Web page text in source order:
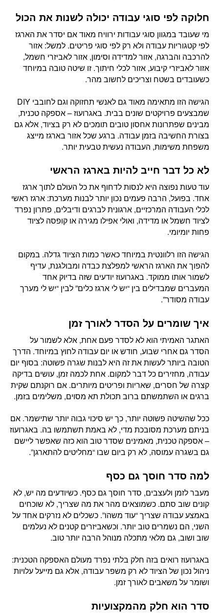
חלוקה לפי סוגי עבודה יכולה לשנות את הכול
מי שעובד במגוון סוגי עבודות ירוויח מאוד אם יסדר את הארגז
לפי קטגוריות עבודה ולא רק לפי סוגי פריטים. למשל: אזור
להרכבה והברגה, אזור למדידה וסימון, אזור לאביזרי חשמל,
אזור לאביזרי קיבוע, אזור לכלי חיתוך. זו שיטה טובה במיוחד
כשעובדים בשטח וצריכים לחשוב מהר.
הגישה הזו מתאימה מאוד גם לאנשי תחזוקה וגם לחובבי DIY
שמבצעים פרויקטים שונים בבית. באגרועוז – אספקה טכנית,
מבינים שפתרונות אחסון טובים תומכים לא רק בציוד, אלא גם
בצורת החשיבה בזמן עבודה. ברגע שכל אזור בארגז מייצג
משפחת משימות, העבודה נעשית טבעית יותר.
לא כל דבר חייב להיות בארגז הראשי
עוד טעות נפוצה היא לנסות לדחוף את כל העולם לתוך ארגז
אחד. בפועל, הרבה פעמים נכון יותר לבנות מערכת: ארגז ראשי
לכלי העבודה המרכזיים, ארגונית לברגים ודיבלים, פתרון נפרד
לציוד חשמל או מדידה, ואולי אפילו מגירה או קופסה לציוד
פחות יומיומי.
הגישה הזו רלוונטית במיוחד כאשר כמות הציוד גדלה. במקום
להפוך את הארגז הראשי למפלצת כבדה ומבולגנת, עדיף
לשמור אותו ממוקד. באגרועוז יודעים שזה בדיוק אחד
המעברים שמבדילים בין “יש לי ארגז כלים” לבין “יש לי מערך
עבודה מסודר”.
איך שומרים על הסדר לאורך זמן
האתגר האמיתי הוא לא לסדר פעם אחת, אלא לשמור על
הסדר גם אחרי שבוע, חודש או יום עבודה לחוץ במיוחד. הדרך
הטובה ביותר לעשות את זה היא לבנות שגרה פשוטה: בסוף יום
עבודה, מחזירים כל דבר למקום. אחת לכמה זמן, עושים בדיקה
קצרה של חסרים, שאריות ופריטים מיותרים. אם רוקנתם שקית
ברגים או השתמשתם ברוב תכולת תא מסוים, משלימים בזמן.
ככל שהשיטה פשוטה יותר, כך יש סיכוי גבוה יותר שתישמר. אם
בניתם מערכת מסובכת מדי, לא באמת תשתמשו בה. באגרועוז
– אספקה טכנית, מאמינים שסדר טוב הוא כזה שאפשר ליישם
גם בשגרה עמוסה, לא רק ביום שבו “מחליטים להתארגן”.
למה סדר חוסך גם כסף
מעבר לזמן ולעצבים, סדר חוסך גם כסף. כשיודעים מה יש, לא
קונים שוב סתם. כשמוצאים מהר את מה שצריך, לא שוכחים
באמצע עבודה שצריך “עוד משהו”. כשכלים לא נזרקים אחד על
השני, הם נשמרים טוב יותר. וכשאביזרים קטנים לא נעלמים
שוב ושוב, גם מלאי מתכלה מנוהל הרבה יותר טוב.
באגרועוז רואים בזה חלק בלתי נפרד מעולם האספקה הטכנית:
ניהול נכון של הציוד לא רק משפר עבודה, אלא גם מייעל עלויות
ושומר על משאבים לאורך זמן.
סדר הוא חלק מהמקצועיות